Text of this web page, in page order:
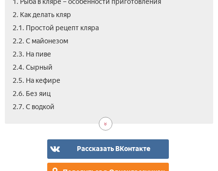
1. Рыба в кляре – особенности приготовления
2. Как делать кляр
2.1. Простой рецепт кляра
2.2. С майонезом
2.3. На пиве
2.4. Сырный
2.5. На кефире
2.6. Без яиц
2.7. С водкой
Рассказать ВКонтакте